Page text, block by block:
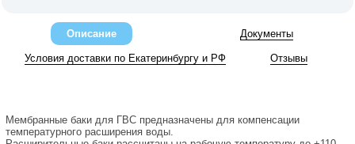
Описание Документы
Условия доставки по Екатеринбургу и РФ Отзывы
Мембранные баки для ГВС предназначены для компенсации
температурного расширения воды.